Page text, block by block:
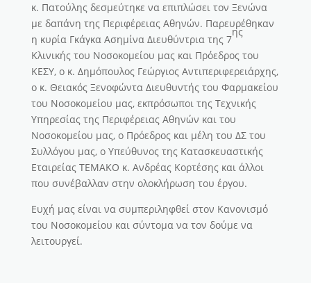
κ. Πατούλης δεσμεύτηκε να επιπλώσει τον Ξενώνα
με δαπάνη της Περιφέρειας Αθηνών. Παρευρέθηκαν
η κυρία Γκάγκα Ασημίνα Διευθύντρια της 7
ης
Κλινικής του Νοσοκομείου μας και Πρόεδρος του
ΚΕΣΥ, ο κ. Δημόπουλος Γεώργιος Αντιπεριφερειάρχης,
ο κ. Θειακός Ξενοφώντα Διευθυντής του Φαρμακείου
του Νοσοκομείου μας, εκπρόσωποι της Τεχνικής
Υπηρεσίας της Περιφέρειας Αθηνών και του
Νοσοκομείου μας, ο Πρόεδρος και μέλη του ΔΣ του
Συλλόγου μας, ο Υπεύθυνος της Κατασκευαστικής
Εταιρείας ΤΕΜΑΚΟ κ. Ανδρέας Κορτέσης και άλλοι
που συνέβαλλαν στην ολοκλήρωση του έργου.
Ευχή μας είναι να συμπεριληφθεί στον Κανονισμό
του Νοσοκομείου και σύντομα να τον δούμε να
λειτουργεί.